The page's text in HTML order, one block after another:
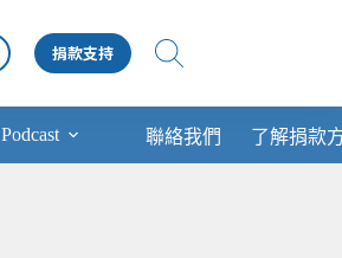
捐款支持
Podcast 聯絡我們 了解捐款